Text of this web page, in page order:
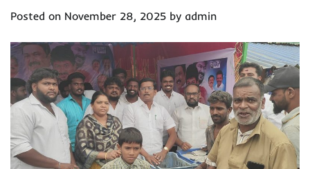
Posted on November 28, 2025 by admin